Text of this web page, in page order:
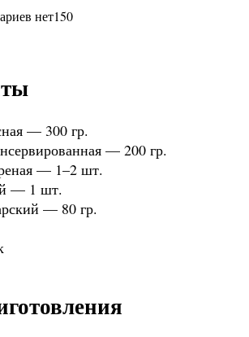
нет150
— 300 гр.
— 200 гр.
— 1–2 шт.
— 1 шт.
— 80 гр.